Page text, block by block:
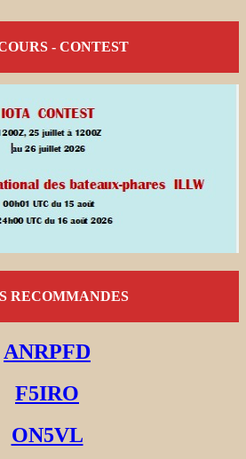
- CONTEST
RECOMMANDES
ANRPFD
F5IRO
ON5VL